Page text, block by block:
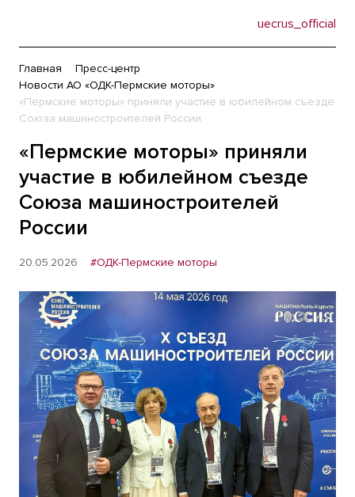
uecrus_official
Главная
Пресс-центр
Новости АО «ОДК-Пермские моторы»
«Пермские моторы» приняли участие в юбилейном съезде
Союза машиностроителей России
«Пермские моторы» приняли
участие в юбилейном съезде
Союза машиностроителей
России
20.05.2026 #ОДК-Пермские моторы